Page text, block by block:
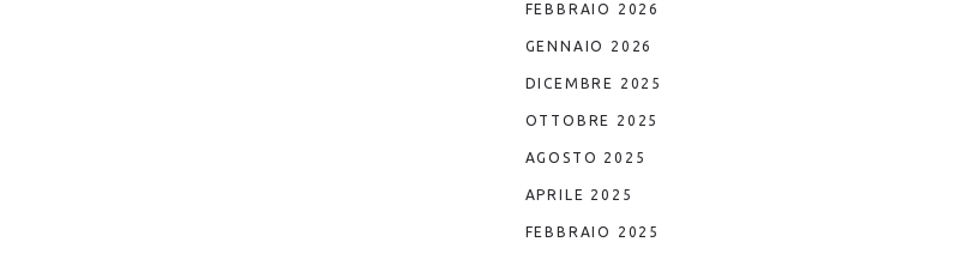
FEBBRAIO 2026
GENNAIO 2026
DICEMBRE 2025
OTTOBRE 2025
AGOSTO 2025
APRILE 2025
FEBBRAIO 2025